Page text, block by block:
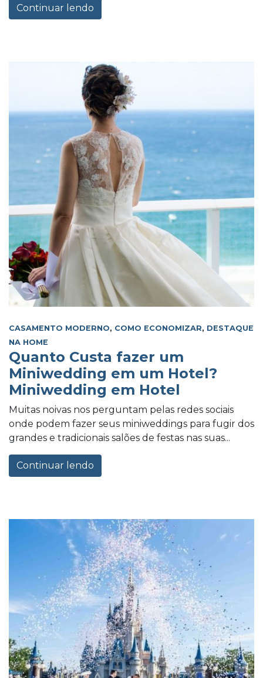
Continuar lendo
CASAMENTO MODERNO, COMO ECONOMIZAR, DESTAQUE
NA HOME
Quanto Custa fazer um
Miniwedding em um Hotel?
Miniwedding em Hotel
Muitas noivas nos perguntam pelas redes sociais
onde podem fazer seus miniweddings para fugir dos
grandes e tradicionais salões de festas nas suas...
Continuar lendo